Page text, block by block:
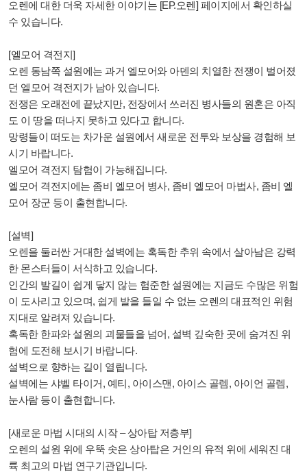
오렌에 대한 더욱 자세한 이야기는 [EP.오렌] 페이지에서 확인하실
수 있습니다.
[엘모어 격전지]
오렌 동남쪽 설원에는 과거 엘모어와 아덴의 치열한 전쟁이 벌어졌
던 엘모어 격전지가 남아 있습니다.
전쟁은 오래전에 끝났지만, 전장에서 쓰러진 병사들의 원혼은 아직
도 이 땅을 떠나지 못하고 있다고 합니다.
망령들이 떠도는 차가운 설원에서 새로운 전투와 보상을 경험해 보
시기 바랍니다.
엘모어 격전지 탐험이 가능해집니다.
엘모어 격전지에는 좀비 엘모어 병사, 좀비 엘모어 마법사, 좀비 엘
모어 장군 등이 출현합니다.
[설벽]
오렌을 둘러싼 거대한 설벽에는 혹독한 추위 속에서 살아남은 강력
한 몬스터들이 서식하고 있습니다.
인간의 발길이 쉽게 닿지 않는 험준한 설원에는 지금도 수많은 위험
이 도사리고 있으며, 쉽게 발을 들일 수 없는 오렌의 대표적인 위험
지대로 알려져 있습니다.
혹독한 한파와 설원의 괴물들을 넘어, 설벽 깊숙한 곳에 숨겨진 위
험에 도전해 보시기 바랍니다.
설벽으로 향하는 길이 열립니다.
설벽에는 샤벨 타이거, 예티, 아이스맨, 아이스 골렘, 아이언 골렘,
눈사람 등이 출현합니다.
[새로운 마법 시대의 시작 – 상아탑 저층부]
오렌의 설원 위에 우뚝 솟은 상아탑은 거인의 유적 위에 세워진 대
륙 최고의 마법 연구기관입니다.